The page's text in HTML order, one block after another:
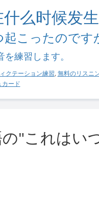
么时候发
起こったのです
練習します。
クテーション練習, 無料のリスニ
カード
"これはい